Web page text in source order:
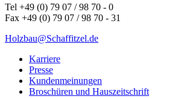
Tel +49 (0) 79 07 / 98 70 - 0
Fax +49 (0) 79 07 / 98 70 - 31
Holzbau@Schaffitzel.de
Karriere
Presse
Kundenmeinungen
Broschüren und Hauszeitschrift